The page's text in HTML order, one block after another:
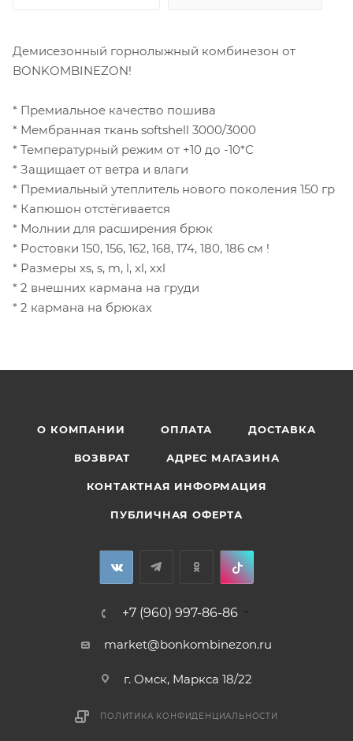
Демисезонный горнолыжный комбинезон от
BONKOMBINEZON!
* Премиальное качество пошива
* Мембранная ткань softshell 3000/3000
* Температурный режим от +10 до -10*С
* Защищает от ветра и влаги
* Премиальный утеплитель нового поколения 150 гр
* Капюшон отстёгивается
* Молнии для расширения брюк
* Ростовки 150, 156, 162, 168, 174, 180, 186 см !
* Размеры xs, s, m, l, xl, xxl
* 2 внешних кармана на груди
* 2 кармана на брюках
О КОМПАНИИ ОПЛАТА ДОСТАВКА
ВОЗВРАТ АДРЕС МАГАЗИНА
КОНТАКТНАЯ ИНФОРМАЦИЯ
ПУБЛИЧНАЯ ОФЕРТА
+7 (960) 997-86-86
market@bonkombinezon.ru
г. Омск, Маркса 18/22
ПОЛИТИКА КОНФИДЕНЦИАЛЬНОСТИ